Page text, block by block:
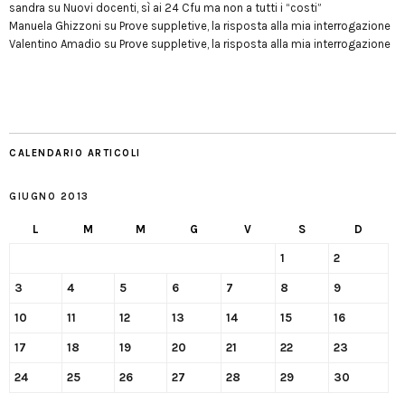
sandra su Nuovi docenti, sì ai 24 Cfu ma non a tutti i “costi”
Manuela Ghizzoni su Prove suppletive, la risposta alla mia interrogazione
Valentino Amadio su Prove suppletive, la risposta alla mia interrogazione
CALENDARIO ARTICOLI
GIUGNO 2013
L M M G V S D
1 2
3 4 5 6 7 8 9
10 11 12 13 14 15 16
17 18 19 20 21 22 23
24 25 26 27 28 29 30